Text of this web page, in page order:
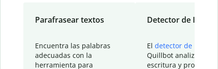
Parafrasear textos
Encuentra las palabras
adecuadas con la
herramienta para
Detector de IA
El detector de IA
Quillbot analiza tu
escritura y